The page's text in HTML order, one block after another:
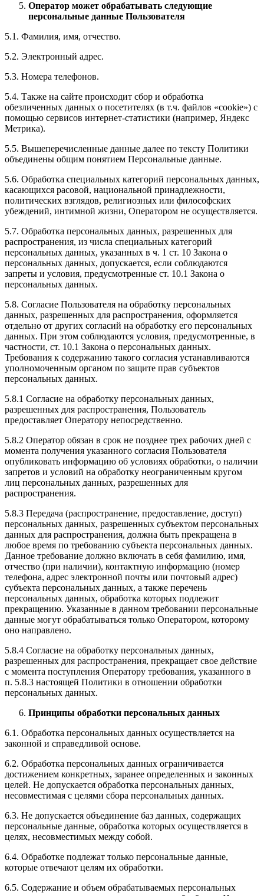
Оператор может обрабатывать следующие
персональные данные Пользователя
5.1. Фамилия, имя, отчество.
5.2. Электронный адрес.
5.3. Номера телефонов.
5.4. Также на сайте происходит сбор и обработка
обезличенных данных о посетителях (в т.ч. файлов «cookie») с
помощью сервисов интернет-статистики (например, Яндекс
Метрика).
5.5. Вышеперечисленные данные далее по тексту Политики
объединены общим понятием Персональные данные.
5.6. Обработка специальных категорий персональных данных,
касающихся расовой, национальной принадлежности,
политических взглядов, религиозных или философских
убеждений, интимной жизни, Оператором не осуществляется.
5.7. Обработка персональных данных, разрешенных для
распространения, из числа специальных категорий
персональных данных, указанных в ч. 1 ст. 10 Закона о
персональных данных, допускается, если соблюдаются
запреты и условия, предусмотренные ст. 10.1 Закона о
персональных данных.
5.8. Согласие Пользователя на обработку персональных
данных, разрешенных для распространения, оформляется
отдельно от других согласий на обработку его персональных
данных. При этом соблюдаются условия, предусмотренные, в
частности, ст. 10.1 Закона о персональных данных.
Требования к содержанию такого согласия устанавливаются
уполномоченным органом по защите прав субъектов
персональных данных.
5.8.1 Согласие на обработку персональных данных,
разрешенных для распространения, Пользователь
предоставляет Оператору непосредственно.
5.8.2 Оператор обязан в срок не позднее трех рабочих дней с
момента получения указанного согласия Пользователя
опубликовать информацию об условиях обработки, о наличии
запретов и условий на обработку неограниченным кругом
лиц персональных данных, разрешенных для
распространения.
5.8.3 Передача (распространение, предоставление, доступ)
персональных данных, разрешенных субъектом персональных
данных для распространения, должна быть прекращена в
любое время по требованию субъекта персональных данных.
Данное требование должно включать в себя фамилию, имя,
отчество (при наличии), контактную информацию (номер
телефона, адрес электронной почты или почтовый адрес)
субъекта персональных данных, а также перечень
персональных данных, обработка которых подлежит
прекращению. Указанные в данном требовании персональные
данные могут обрабатываться только Оператором, которому
оно направлено.
5.8.4 Согласие на обработку персональных данных,
разрешенных для распространения, прекращает свое действие
с момента поступления Оператору требования, указанного в
п. 5.8.3 настоящей Политики в отношении обработки
персональных данных.
Принципы обработки персональных данных
6.1. Обработка персональных данных осуществляется на
законной и справедливой основе.
6.2. Обработка персональных данных ограничивается
достижением конкретных, заранее определенных и законных
целей. Не допускается обработка персональных данных,
несовместимая с целями сбора персональных данных.
6.3. Не допускается объединение баз данных, содержащих
персональные данные, обработка которых осуществляется в
целях, несовместимых между собой.
6.4. Обработке подлежат только персональные данные,
которые отвечают целям их обработки.
6.5. Содержание и объем обрабатываемых персональных